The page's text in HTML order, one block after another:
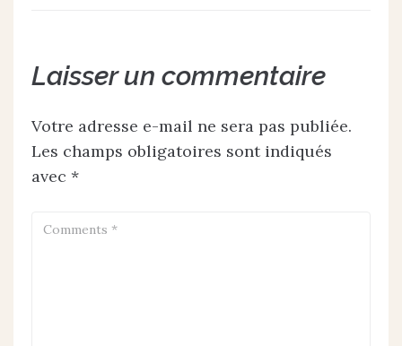
Laisser un commentaire
Votre adresse e-mail ne sera pas publiée.
Les champs obligatoires sont indiqués
avec *